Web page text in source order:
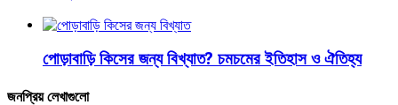
পোড়াবাড়ি কিসের জন্য বিখ্যাত? চমচমের ইতিহাস ও ঐতিহ্য
জনপ্রিয় লেখাগুলো